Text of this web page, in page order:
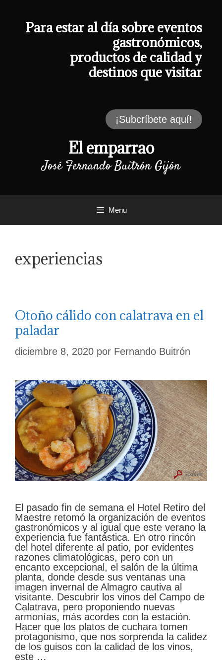
contenidoPara estar al día sobre eventos
gastronómicos,
productos de calidad y
destinos que visitar
¡Subcríbete aquí!
El emparrao
José Fernando Buitrón Gijón
Menu
experiencias
Otoño cálido con calatrava en el
paladar
diciembre 8, 2020 por Fernando Buitrón
El pasado fin de semana el Hotel Retiro del
Maestre retomó la organización de eventos
gastronómicos y al igual que este verano la
experiencia fue fantástica. En otro rincón
del hotel diferente al patio, por evidentes
razones climatológicas, pero con un
encanto excepcional, el salón de la última
planta, donde desde sus ventanas una
imagen invernal de Almagro cautiva al
visitante. Descubrir los vinos del Campo de
Calatrava, pero proponiendo nuevas
armonías, más acordes con la estación.
Hacer que los platos de cuchara tomen
protagonismo, que nos sorprenda la calidez
de los guisos con la calidad de los vinos,
este …